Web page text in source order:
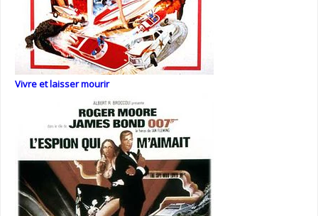
Vivre et laisser mourir